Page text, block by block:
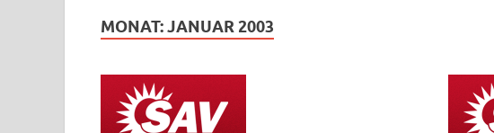
MONAT:JANUAR 2003